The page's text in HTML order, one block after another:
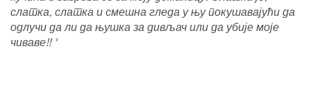
слатка, слатка и смешна гледа у њу покушавајући да
одлучи да ли да њушка за дивљач или да убије моје
чиваве!! '